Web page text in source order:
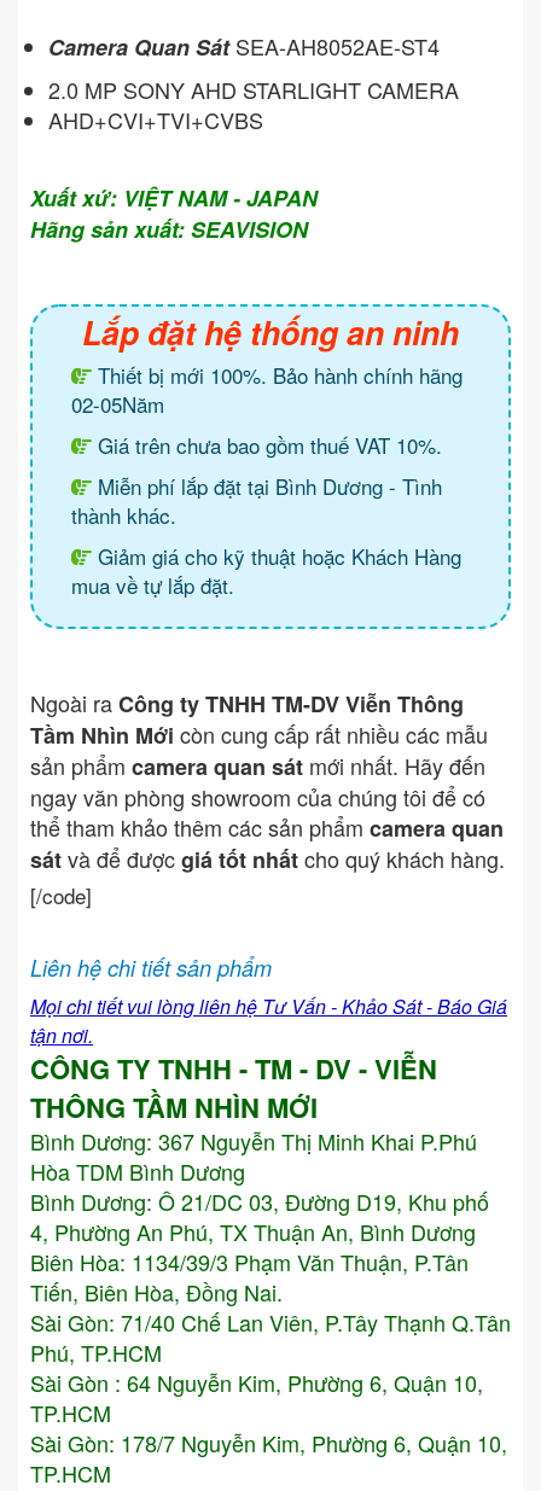
Camera Quan SátSEA-AH8052AE-ST4
2.0 MP SONY AHD STARLIGHT CAMERA
AHD+CVI+TVI+CVBS
Xuất xứ: VIỆT NAM - JAPAN
Hãng sản xuất: SEAVISION
Lắp đặt hệ thống an ninh
Thiết bị mới 100%. Bảo hành chính hãng
02-05Năm
Giá trên chưa bao gồm thuế VAT 10%.
Miễn phí lắp đặt tại Bình Dương - Tình
thành khác.
Giảm giá cho kỹ thuật hoặc Khách Hàng
mua về tự lắp đặt.
Ngoài raCông ty TNHH TM-DV Viễn Thông
Tầm Nhìn Mới còn cung cấp rất nhiều các mẫu
sản phẩm camera quan sát mới nhất. Hãy đến
ngay văn phòng showroom của chúng tôi để có
thể tham khảo thêm các sản phẩm camera quan
sátvà để đượcgiá tốt nhấtcho quý khách hàng.
[/code]
Liên hệ chi tiết sản phẩm
Mọi chi tiết vui lòng liên hệ Tư Vấn - Khảo Sát - Báo Giá
tận nơi.
CÔNG TY TNHH - TM - DV - VIỄN
THÔNG TẦM NHÌN MỚI
Bình Dương: 367 Nguyễn Thị Minh Khai P.Phú
Hòa TDM Bình Dương
Bình Dương: Ô 21/DC 03, Đường D19, Khu phố
4, Phường An Phú, TX Thuận An, Bình Dương
Biên Hòa: 1134/39/3 Phạm Văn Thuận, P.Tân
Tiến, Biên Hòa, Đồng Nai.
Sài Gòn: 71/40 Chế Lan Viên, P.Tây Thạnh Q.Tân
Phú, TP.HCM
Sài Gòn : 64 Nguyễn Kim, Phường 6, Quận 10,
TP.HCM
Sài Gòn: 178/7 Nguyễn Kim, Phường 6, Quận 10,
TP.HCM